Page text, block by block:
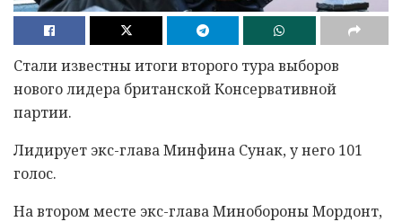
Стали известны итоги второго тура выборов
нового лидера британской Консервативной
партии.
Лидирует экс-глава Минфина Сунак, у него 101
голос.
На втором месте экс-глава Минобороны Мордонт,